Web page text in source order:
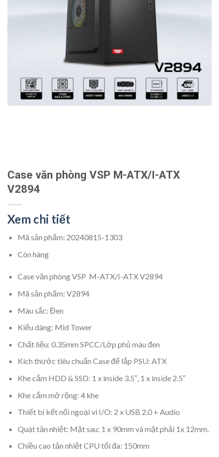
Case văn phòng VSP M-ATX/I-ATX
V2894
Xem chi tiết
Mã sản phẩm: 20240815-1303
Còn hàng
Case văn phòng VSP M-ATX/I-ATX V2894
Mã sản phẩm: V2894
Màu sắc: Đen
Kiểu dáng: Mid Tower
Chất liệu: 0.35mm SPCC/Lớp phủ màu đen
Kích thước tiêu chuẩn Case để lắp PSU: ATX
Khe cắm HDD & SSD: 1 x inside 3.5″, 1 x inside 2.5″
Khe cắm mở rộng: 4 khe
Thiết bị kết nối ngoại vi I/O: 2 x USB 2.0 + Audio
Quạt tản nhiệt: Mặt sau: 1 x 90mm và mặt phải 1x 12mm.
Chiều cao tản nhiệt CPU tối đa: 150mm